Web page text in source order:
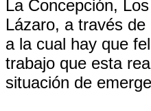
La Concepción,
Lázaro, a través
a la cual hay que
trabajo que esta
situación de